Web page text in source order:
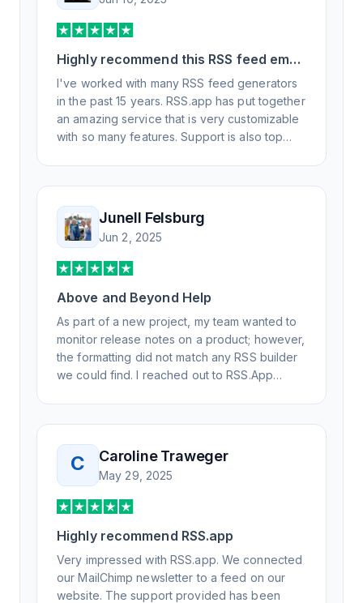
Highly recommend this RSS feed email
/ widget generator service.
I've worked with many RSS feed generators
in the past 15 years. RSS.app has put together
an amazing service that is very customizable
with so many features. Support is also top
professionally. Highly recommend for all your
RSS feed needs. Our trucking news hub
website couldn't work without it. Thank you.
Junell Felsburg
Jun 2, 2025
Above and Beyond Help
As part of a new project, my team wanted to
monitor release notes on a product; however,
the formatting did not match any RSS builder
we could find. I reached out to RSS.App
day, but I spoke to someone who was
knowledgeable, kind, and clearly wanted to
understand the issue. It has been a few
weeks, but after many revisions and direct
support, all of my release notes are in a way
that my users understand and find value in.
Honestly, it has been an exceptional
experience, and I will be pushing everyone I
know to RSS.app for their RSS needs.
C Caroline Traweger
May 29, 2025
Highly recommend RSS.app
Very impressed with RSS.app. We connected
our MailChimp newsletter to a feed on our
website. The support provided has been